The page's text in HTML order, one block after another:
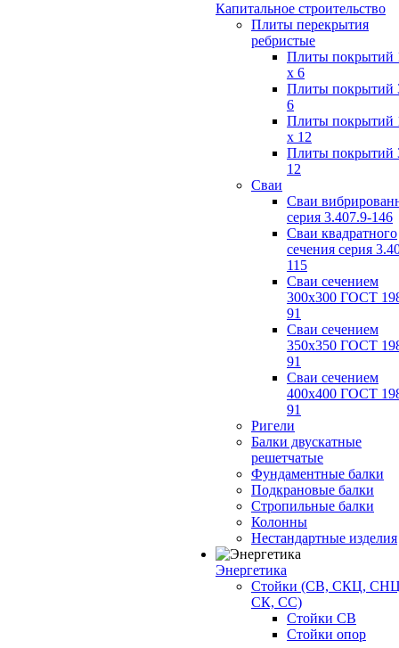
Капитальное строительство
Плиты перекрытия
ребристые
Плиты покрытий
x 6
Плиты покрытий
6
Плиты покрытий
x 12
Плиты покрытий
12
Сваи
Сваи
серия 3.407.9-146
Сваи квадратного
сечения серия
115
Сваи сечением
300х300 ГОСТ
91
Сваи сечением
350х350 ГОСТ
91
Сваи сечением
400х400 ГОСТ
91
Ригели
Балки двускатные
решетчатые
Фундаментные балки
Подкрановые балки
Стропильные балки
Колонны
Нестандартные изделия
Энергетика
Стойки (СВ, СКЦ,
СК, СС)
Стойки СВ
Стойки опор